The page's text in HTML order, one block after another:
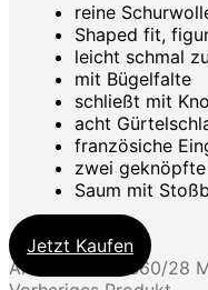
reine
Shaped fit,
leicht schmal
mit Bügelfalte
schließt mit
acht
französiche
zwei
Saum mit
Jetzt Kaufen
Artikel-Nr.:
00360/28